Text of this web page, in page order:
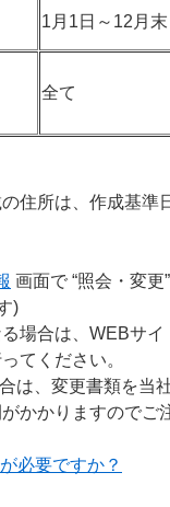
1月1日～12月末
全て
住所は、作成基準
画面で “照会・変更
)
場合は、WEBサイ
てください。
は、変更書類を当
かかりますのでご
必要ですか？